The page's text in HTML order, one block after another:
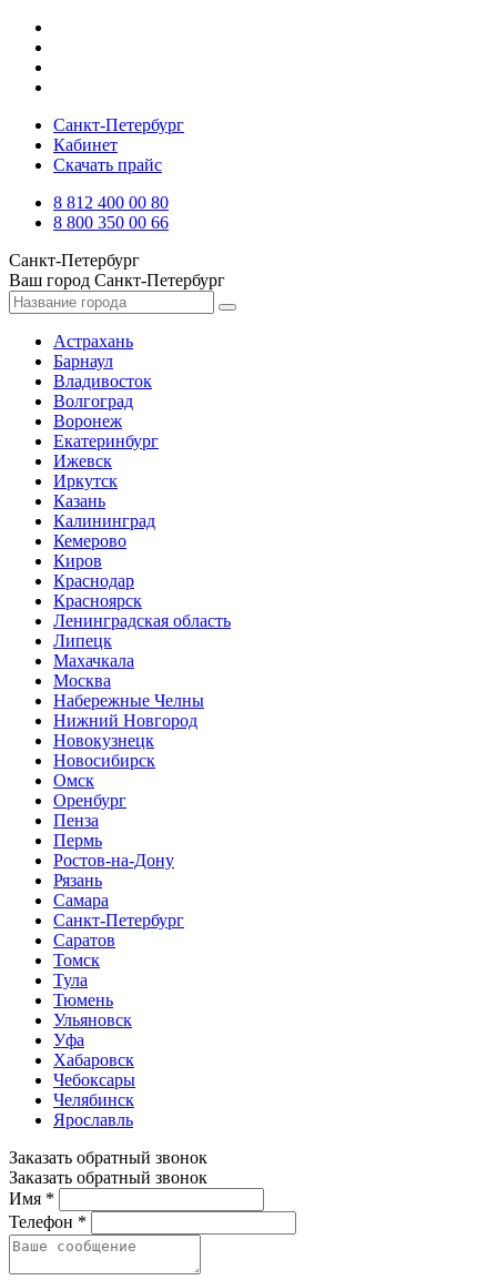
Санкт-Петербург
Кабинет
Скачать прайс
8 812 400 00 80
8 800 350 00 66
Санкт-Петербург
Ваш город Санкт-Петербург
Астрахань
Барнаул
Владивосток
Волгоград
Воронеж
Екатеринбург
Ижевск
Иркутск
Казань
Калининград
Кемерово
Киров
Краснодар
Красноярск
Ленинградская область
Липецк
Махачкала
Москва
Набережные Челны
Нижний Новгород
Новокузнецк
Новосибирск
Омск
Оренбург
Пенза
Пермь
Ростов-на-Дону
Рязань
Самара
Санкт-Петербург
Саратов
Томск
Тула
Тюмень
Ульяновск
Уфа
Хабаровск
Чебоксары
Челябинск
Ярославль
Заказать обратный звонок
Заказать обратный звонок
Имя *
Телефон *